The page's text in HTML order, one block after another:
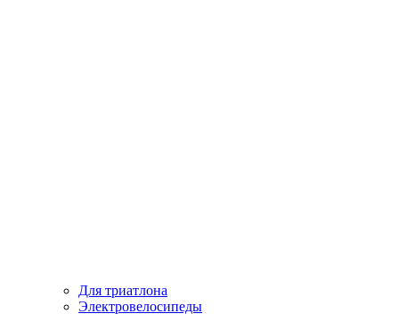
Для триатлона
Электровелосипеды